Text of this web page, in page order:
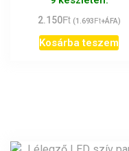
2.150Ft (1.693Ft+ÁFA)
Kosárba teszem